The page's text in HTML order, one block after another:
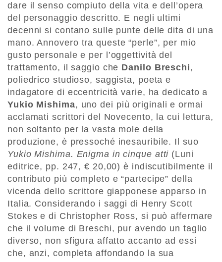
dare il senso compiuto della vita e dell’opera
del personaggio descritto. E negli ultimi
decenni si contano sulle punte delle dita di una
mano. Annovero tra queste “perle”, per mio
gusto personale e per l’oggettività del
trattamento, il saggio che Danilo Breschi,
poliedrico studioso, saggista, poeta e
indagatore di eccentricità varie, ha dedicato a
Yukio Mishima, uno dei più originali e ormai
acclamati scrittori del Novecento, la cui lettura,
non soltanto per la vasta mole della
produzione, è pressoché inesauribile. Il suo
Yukio Mishima. Enigma in cinque atti (Luni
editrice, pp. 247, € 20,00) è indiscutibilmente il
contributo più completo e “partecipe” della
vicenda dello scrittore giapponese apparso in
Italia. Considerando i saggi di Henry Scott
Stokes e di Christopher Ross, si può affermare
che il volume di Breschi, pur avendo un taglio
diverso, non sfigura affatto accanto ad essi
che, anzi, completa affondando la sua